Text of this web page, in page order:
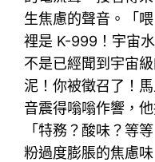
生焦慮的聲音。「
裡是 K-999！宇宙
不是已經聞到宇宙
泥！你被徵召了！
音震得嗡嗡作響，
「特務？酸味？等
粉過度膨脹的焦慮